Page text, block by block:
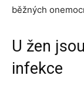
běžných
U žen
infekce